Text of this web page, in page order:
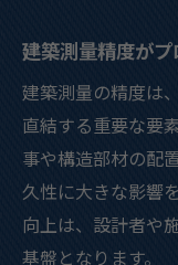
ット
建築測量精度が
建築測量の精度は
直結する重要な要
事や構造部材の配
久性に大きな影響
向上は、設計者や
基盤となります。